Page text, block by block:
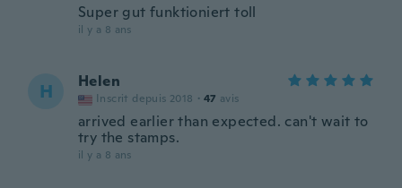
Super gut funktioniert toll
il y a 8 ans
H Helen
Inscrit depuis 2018 · 47 avis
arrived earlier than expected. can't wait to
try the stamps.
il y a 8 ans